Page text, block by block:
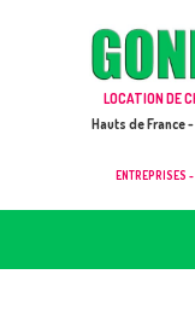
LOCATION DE
Hauts de France
ENTREPRISES
ACCUEIL
JEUX À
DEMANDE